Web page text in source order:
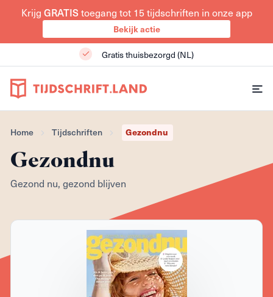
Krijg GRATIStoegang tot 15 tijdschriften in onze app
Bekijk actie
Gratis thuisbezorgd (NL)
Home Tijdschriften Gezondnu
Gezondnu
Gezond nu, gezond blijven